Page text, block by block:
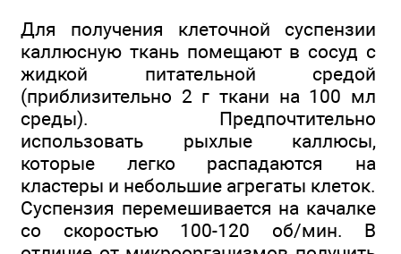
Для получения клеточной суспензии
каллюсную ткань помещают в сосуд с
жидкой питательной средой
(приблизительно 2 г ткани на 100 мл
среды). Предпочтительно
использовать рыхлые каллюсы,
которые легко распадаются на
кластеры и небольшие агрегаты клеток.
Суспензия перемешивается на качалке
со скоростью 100-120 об/мин. В